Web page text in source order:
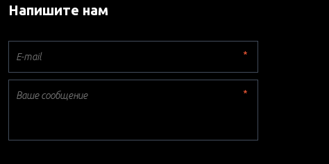
Напишите нам
*
*